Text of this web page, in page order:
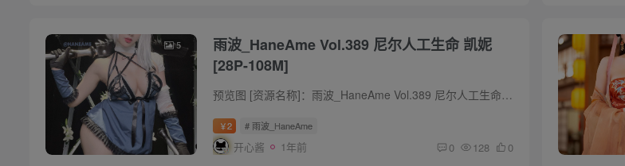
5
雨波_HaneAme Vol.389 尼尔人工生命 凯妮
[28P-108M]
预览图 [资源名称]：雨波_HaneAme Vol.389 尼尔人工生命 凯妮[28P-108M] [水印说明]：预览图有压缩,套图内均为原版无水印高清大图 [版权申明]：本站内容均来自网络,仅作分享,如有问题请联系删除...
￥2 # 雨波_HaneAme
开心酱 1年前 0 128 0